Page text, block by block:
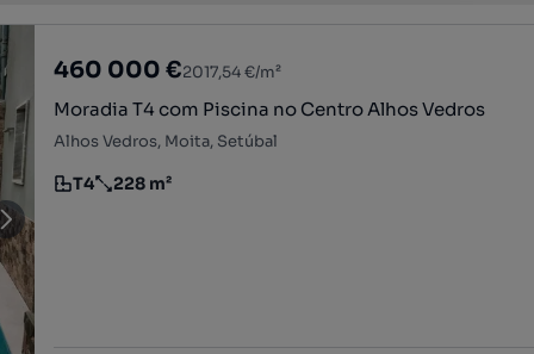
460 000 €2017,54 €/m²
Moradia T4 com Piscina no Centro Alhos Vedros
Alhos Vedros, Moita, Setúbal
Tipologia
T4
Preço por metro quadrado
228 m²